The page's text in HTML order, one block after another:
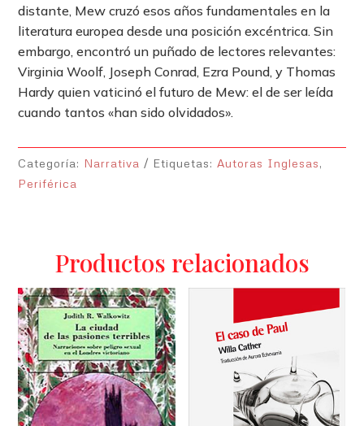
distante, Mew cruzó esos años fundamentales en la
literatura europea desde una posición excéntrica. Sin
embargo, encontró un puñado de lectores relevantes:
Virginia Woolf, Joseph Conrad, Ezra Pound, y Thomas
Hardy quien vaticinó el futuro de Mew: el de ser leída
cuando tantos «han sido olvidados».
Categoría: Narrativa Etiquetas:Autoras Inglesas,
Periférica
Productos relacionados